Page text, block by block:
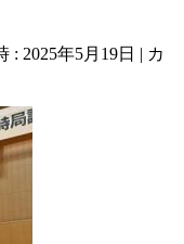
: 2025年5月19日
カ